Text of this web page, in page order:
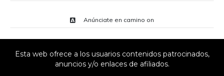
Anúnciate en camino on
Esta web ofrece a los usuarios contenidos patrocinados,
anuncios y/o enlaces de afiliados.